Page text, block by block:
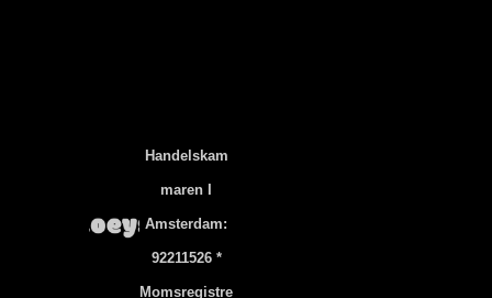
Handelskam
Maren I
Amsterdam:
92211526 *
Momsregistre